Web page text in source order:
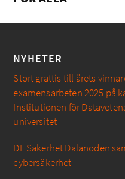
NYHETER
Stort grattis till årets
examensarbeten 2025 på
Institutionen för
universitet
DF Säkerhet Dalanoden
cybersäkerhet